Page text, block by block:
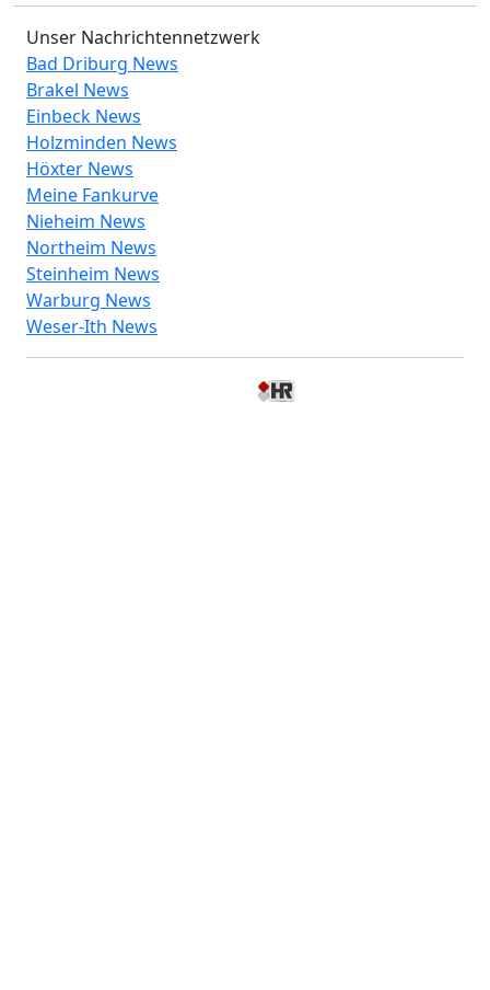
Unser Nachrichtennetzwerk
Bad Driburg News
Brakel News
Einbeck News
Holzminden News
Höxter News
Meine Fankurve
Nieheim News
Northeim News
Steinheim News
Warburg News
Weser-Ith News